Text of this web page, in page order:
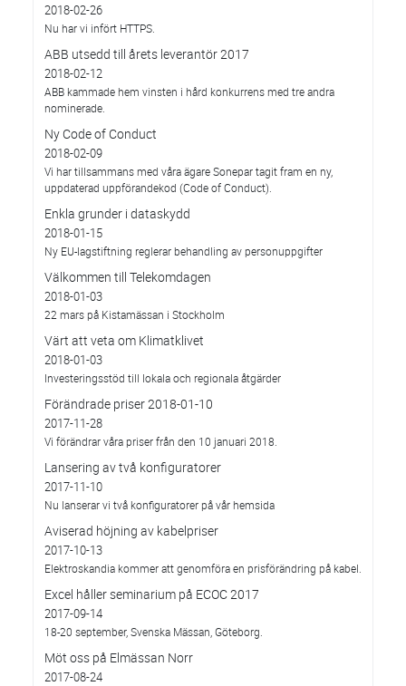
2018-02-26
Nu har vi infört HTTPS.
ABB utsedd till årets leverantör 2017
2018-02-12
ABB kammade hem vinsten i hård konkurrens med tre andra
nominerade.
Ny Code of Conduct
2018-02-09
Vi har tillsammans med våra ägare Sonepar tagit fram en ny,
uppdaterad uppförandekod (Code of Conduct).
Enkla grunder i dataskydd
2018-01-15
Ny EU-lagstiftning reglerar behandling av personuppgifter
Välkommen till Telekomdagen
2018-01-03
22 mars på Kistamässan i Stockholm
Värt att veta om Klimatklivet
2018-01-03
Investeringsstöd till lokala och regionala åtgärder
Förändrade priser 2018-01-10
2017-11-28
Vi förändrar våra priser från den 10 januari 2018.
Lansering av två konfiguratorer
2017-11-10
Nu lanserar vi två konfiguratorer på vår hemsida
Aviserad höjning av kabelpriser
2017-10-13
Elektroskandia kommer att genomföra en prisförändring på kabel.
Excel håller seminarium på ECOC 2017
2017-09-14
18-20 september, Svenska Mässan, Göteborg.
Möt oss på Elmässan Norr
2017-08-24